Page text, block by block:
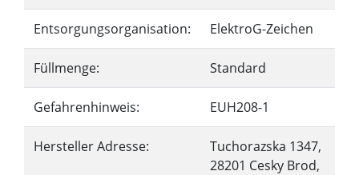
Entsorgungsorganisation: ElektroG-Zeichen
Füllmenge: Standard
Gefahrenhinweis: EUH208-1
Hersteller Adresse:
Tuchorazska 1347,
28201 Cesky Brod,